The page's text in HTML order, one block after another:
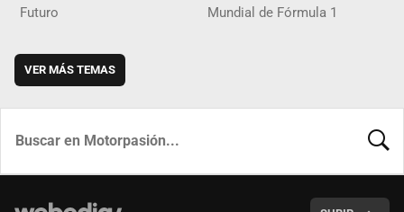
Futuro Mundial de Fórmula 1
VER MÁS TEMAS